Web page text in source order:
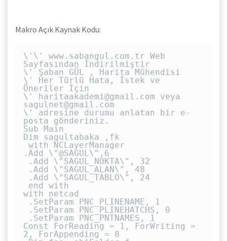
Makro Açık Kaynak Kodu:
\'\' www.sabangul.com.tr Web
Sayfasından İndirilmiştir
\' Şaban GÜL , Harita Mühendisi
\' Her Türlü Hata, İstek ve
Öneriler İçin
\' haritaakademi@gmail.com veya
sagulnet@gmail.com
\' adresine durumu anlatan bir e-
posta gönderiniz.
Sub Main
Dim sagultabaka ,fk
.Add \"@SAGUL\",6
with netcad
Const ForReading = 1, ForWriting =
2, ForAppending = 8